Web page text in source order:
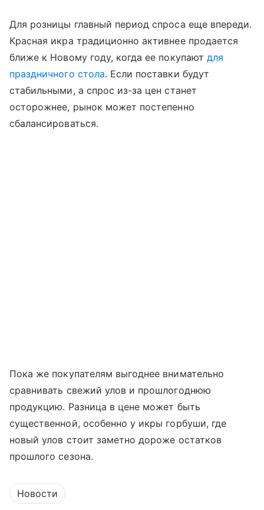
Для розницы главный период спроса еще впереди.
Красная икра традиционно активнее продается
ближе к Новому году, когда ее покупают для
праздничного стола. Если поставки будут
стабильными, а спрос из-за цен станет
осторожнее, рынок может постепенно
сбалансироваться.
Пока же покупателям выгоднее внимательно
сравнивать свежий улов и прошлогоднюю
продукцию. Разница в цене может быть
существенной, особенно у икры горбуши, где
новый улов стоит заметно дороже остатков
прошлого сезона.
Новости